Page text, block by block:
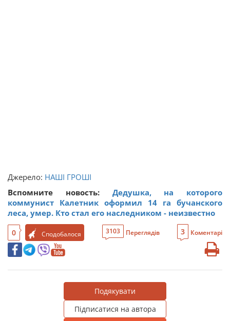
Джерело: НАШІ ГРОШІ
Вспомните новость: Дедушка, на которого
коммунист Калетник оформил 14 га бучанского
леса, умер. Кто стал его наследником - неизвестно
0 Сподобалося 3103 Переглядів 3 Коментарі
Подякувати
Підписатися на автора